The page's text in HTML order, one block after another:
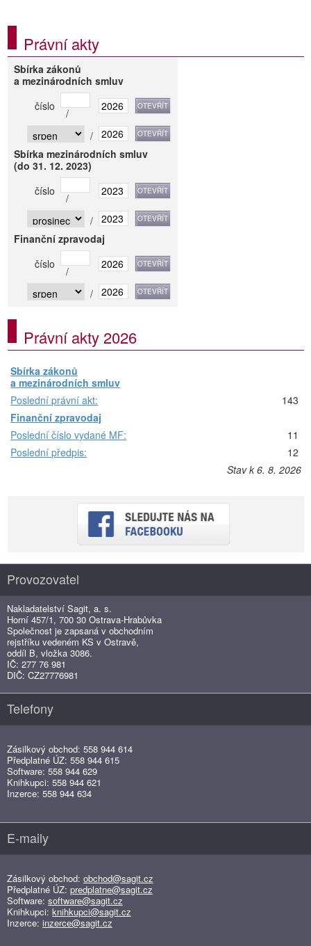
Právní akty
Sbírka zákonů
a mezinárodních smluv
číslo
/
/
Sbírka mezinárodních smluv
(do 31. 12. 2023)
číslo
/
/
Finanční zpravodaj
číslo
/
/
Právní akty 2026
Sbírka zákonů
a mezinárodních smluv
Poslední právní akt:
143
Finanční zpravodaj
Poslední číslo vydané MF:
11
Poslední předpis:
12
Stav k 6. 8. 2026
Provozovatel
Nakladatelství Sagit, a. s.
Horní 457/1, 700 30 Ostrava-Hrabůvka
Společnost je zapsaná v obchodním
rejstříku vedeném KS v Ostravě,
oddíl B, vložka 3086.
IČ: 277 76 981
DIČ: CZ27776981
Telefony
Zásilkový obchod: 558 944 614
Předplatné ÚZ: 558 944 615
Software: 558 944 629
Knihkupci: 558 944 621
Inzerce: 558 944 634
E-maily
Zásilkový obchod: obchod@sagit.cz
Předplatné ÚZ: predplatne@sagit.cz
Software: software@sagit.cz
Knihkupci: knihkupci@sagit.cz
Inzerce: inzerce@sagit.cz